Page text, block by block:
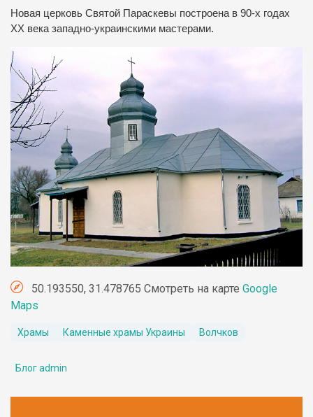
Новая церковь Святой Параскевы построена в 90-х годах
ХХ века западно-украинскими мастерами.
50.193550, 31.478765 Смотреть на карте Google
Maps
Храмы Каменные храмы Украины Волчков
Блог admin